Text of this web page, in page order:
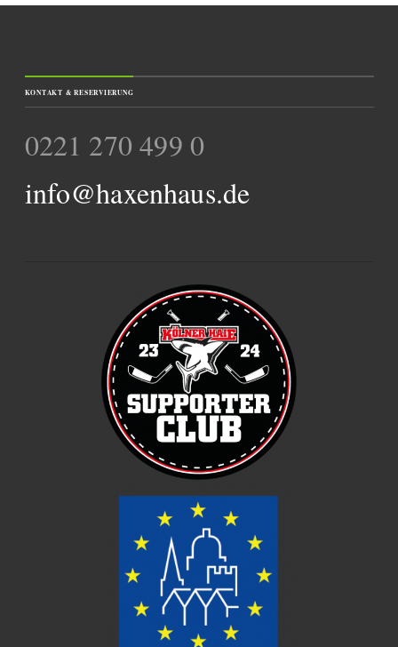
KONTAKT & RESERVIERUNG
0221 270 499 0
info@haxenhaus.de